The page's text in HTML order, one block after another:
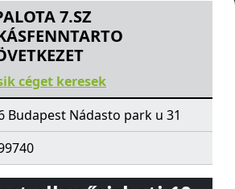
SZÖVETKEZET
7.SZ
céget keresek
Budapest Nádasto park u 31